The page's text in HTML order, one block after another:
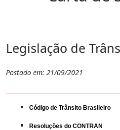
Legislação de
Postado em: 21/09/2021
Código de Trânsito Brasileiro
Resoluções do CONTRAN